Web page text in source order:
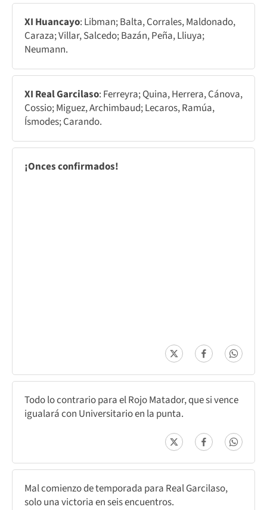
XI Huancayo: Libman; Balta, Corrales, Maldonado,
Caraza; Villar, Salcedo; Bazán, Peña, Lliuya;
Neumann.
XI Real Garcilaso: Ferreyra; Quina, Herrera, Cánova,
Cossio; Miguez, Archimbaud; Lecaros, Ramúa,
Ísmodes; Carando.
¡Onces confirmados!
Todo lo contrario para el Rojo Matador, que si vence
igualará con Universitario en la punta.
Mal comienzo de temporada para Real Garcilaso,
solo una victoria en seis encuentros.